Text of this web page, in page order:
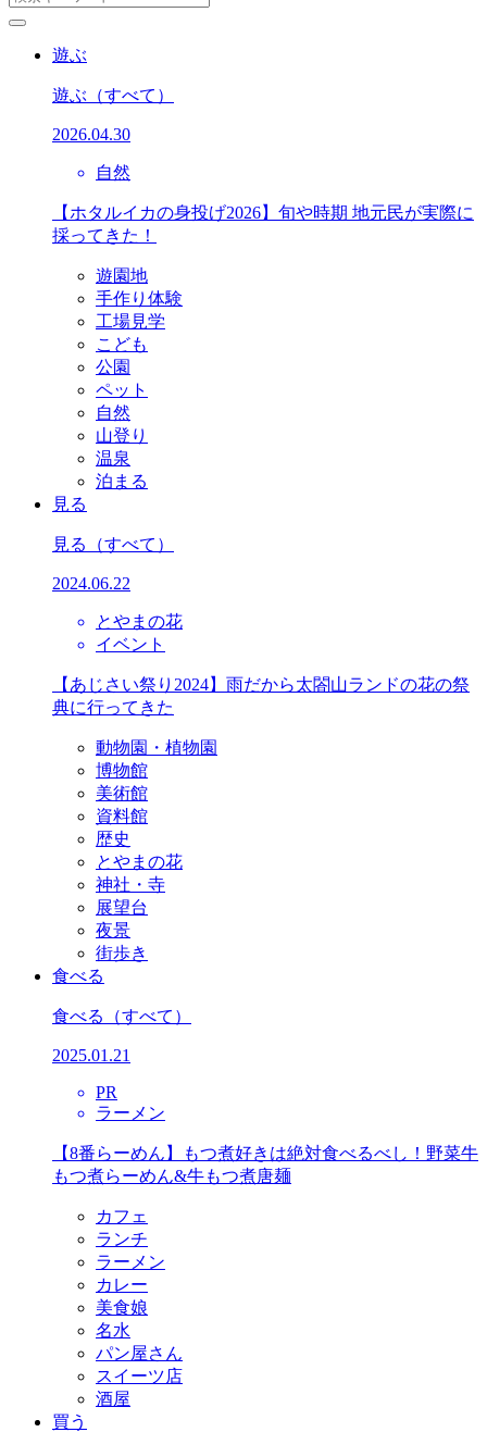
遊ぶ
遊ぶ （すべて）
2026.04.30
自然
【ホタルイカの身投げ2026】旬や時期 地元民が実際に
採ってきた！
遊園地
手作り体験
工場見学
こども
公園
ペット
自然
山登り
温泉
泊まる
見る
見る （すべて）
2024.06.22
とやまの花
イベント
【あじさい祭り2024】雨だから太閤山ランドの花の祭
典に行ってきた
動物園・植物園
博物館
美術館
資料館
歴史
とやまの花
神社・寺
展望台
夜景
街歩き
食べる
食べる （すべて）
2025.01.21
PR
ラーメン
【8番らーめん】もつ煮好きは絶対食べるべし！野菜牛
もつ煮らーめん&牛もつ煮唐麺
カフェ
ランチ
ラーメン
カレー
美食娘
名水
パン屋さん
スイーツ店
酒屋
買う